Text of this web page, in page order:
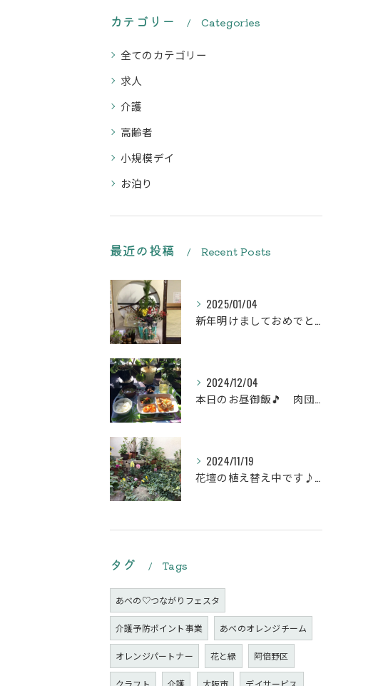
カテゴリー Categories
全てのカテゴリー
求人
介護
高齢者
小規模デイ
お泊り
最近の投稿 Recent Posts
2025/01/04
新年明けましておめでとうございます
2024/12/04
本日のお昼御飯🎵 肉団子和風旨煮等などです♪
2024/11/19
花壇の植え替え中です♪綺麗な緑の花壇になりますように。
タグ Tags
あべの♡つながりフェスタ
介護予防ポイント事業 あべのオレンジチーム
オレンジパートナー 花と緑 阿倍野区
クラフト 介護 大阪市 デイサービス